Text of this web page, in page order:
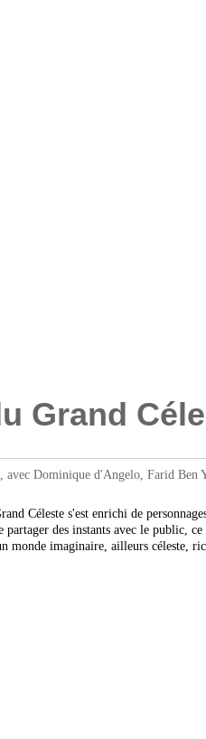
Grand
Dominique d'Angelo, Farid
Céleste s'est enrichi de
des instants avec le public,
monde imaginaire, ailleurs